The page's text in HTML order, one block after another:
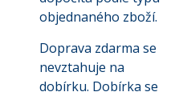
objednaného zboží.
Doprava zdarma se
nevztahuje na
dobírku. Dobírka se